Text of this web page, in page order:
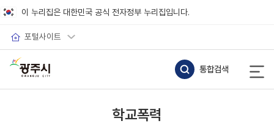
이 누리집은 대한민국 공식 전자정부 누리집입니다.
포털사이트
통합검색
학교폭력